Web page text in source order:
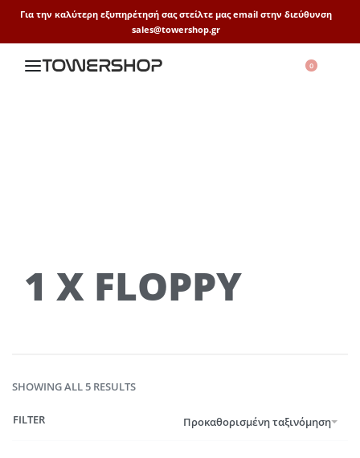
Για την καλύτερη εξυπηρέτησή σας στείλτε μας email στην διεύθυνση
sales@towershop.gr
0
1 X FLOPPY
SHOWING ALL 5 RESULTS
Προκαθορισμένη ταξινόμηση
FILTER